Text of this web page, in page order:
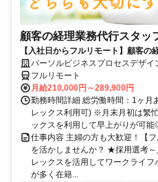
顧客の経理業務代行スタッ
【入社日からフルリモート】顧客の
パーソルビジネスプロセスデザイ
フルリモート
月給210,000円～289,900円
勤務時間詳細 総労働時間：1ヶ月
レックス利用可) ※月末月初は繁
ックスを利用して早上がりが可
仕事内容 主婦の方も大歓迎！【
を活かしませんか？ ★採用選考
レックスを活用してワークライ
が多く在籍...